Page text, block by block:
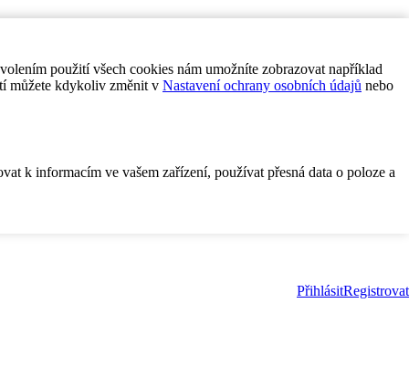
použití všech cookies nám umožníte zobrazovat například
můžete kdykoliv změnit v Nastavení ochrany osobních údajů nebo
k informacím ve vašem zařízení, používat přesná data o poloze a
PřihlásitRegistrovat